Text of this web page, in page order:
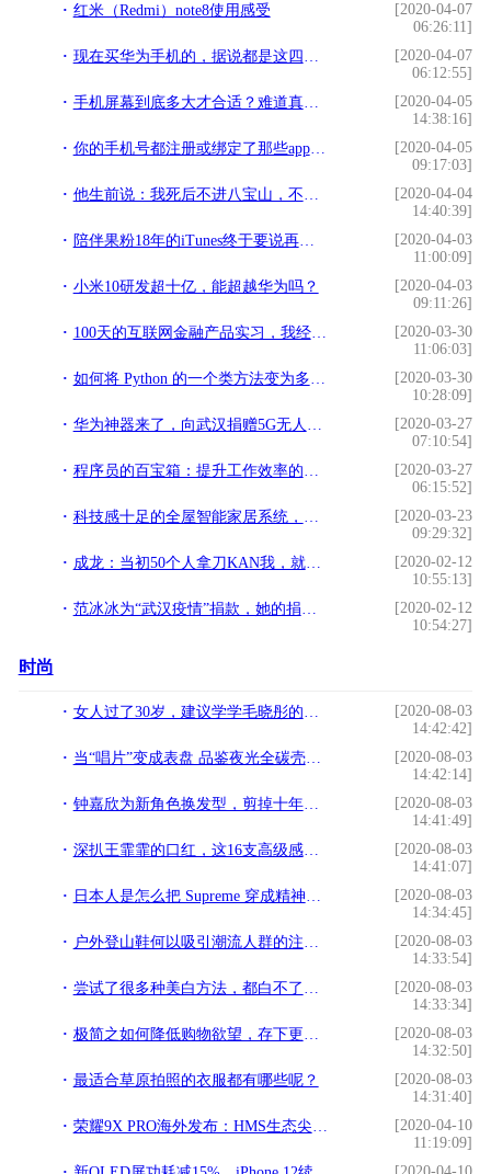
红米（Redmi）note8使用感受
[2020-04-07
06:26:11]
现在买华为手机的，据说都是这四类人，你是哪一类？
[2020-04-07
06:12:55]
手机屏幕到底多大才合适？难道真的是屏幕越大就越好吗？
[2020-04-05
14:38:16]
你的手机号都注册或绑定了那些app和网站？这里教你几个查询方法
[2020-04-05
09:17:03]
他生前说：我死后不进八宝山，不开追悼会，把骨灰撒在老家肥田
[2020-04-04
14:40:39]
陪伴果粉18年的iTunes终于要说再见了！苹果决定放弃iTunes
[2020-04-03
11:00:09]
小米10研发超十亿，能超越华为吗？
[2020-04-03
09:11:26]
100天的互联网金融产品实习，我经历的两个项目总结
[2020-03-30
11:06:03]
如何将 Python 的一个类方法变为多个方法？
[2020-03-30
10:28:09]
华为神器来了，向武汉捐赠5G无人车，进一步保护医护人员安全
[2020-03-27
07:10:54]
程序员的百宝箱：提升工作效率的七大神器
[2020-03-27
06:15:52]
科技感十足的全屋智能家居系统，装修前该如何规划呢？
[2020-03-23
09:29:32]
成龙：当初50个人拿刀KAN我，就他留下救我，我这辈子任他欺负
[2020-02-12
10:55:13]
范冰冰为“武汉疫情”捐款，她的捐款金额，引起了网友关注
[2020-02-12
10:54:27]
时尚
女人过了30岁，建议学学毛晓彤的穿法，时尚减龄显气质，美得清新
[2020-08-03
14:42:42]
当“唱片”变成表盘 品鉴夜光全碳壳DEFY 21 Carl Cox腕表
[2020-08-03
14:42:14]
钟嘉欣为新角色换发型，剪掉十年长发换短发，剪掉辣妈味道变年轻
[2020-08-03
14:41:49]
深扒王霏霏的口红，这16支高级感爆棚
[2020-08-03
14:41:07]
日本人是怎么把 Supreme 穿成精神小伙的？
[2020-08-03
14:34:45]
户外登山鞋何以吸引潮流人群的注目？
[2020-08-03
14:33:54]
尝试了很多种美白方法，都白不了，可能是踩了这3个雷区
[2020-08-03
14:33:34]
极简之如何降低购物欲望，存下更多的钱
[2020-08-03
14:32:50]
最适合草原拍照的衣服都有哪些呢？
[2020-08-03
14:31:40]
荣耀9X PRO海外发布：HMS生态尖刀、只要1900元
[2020-04-10
11:19:09]